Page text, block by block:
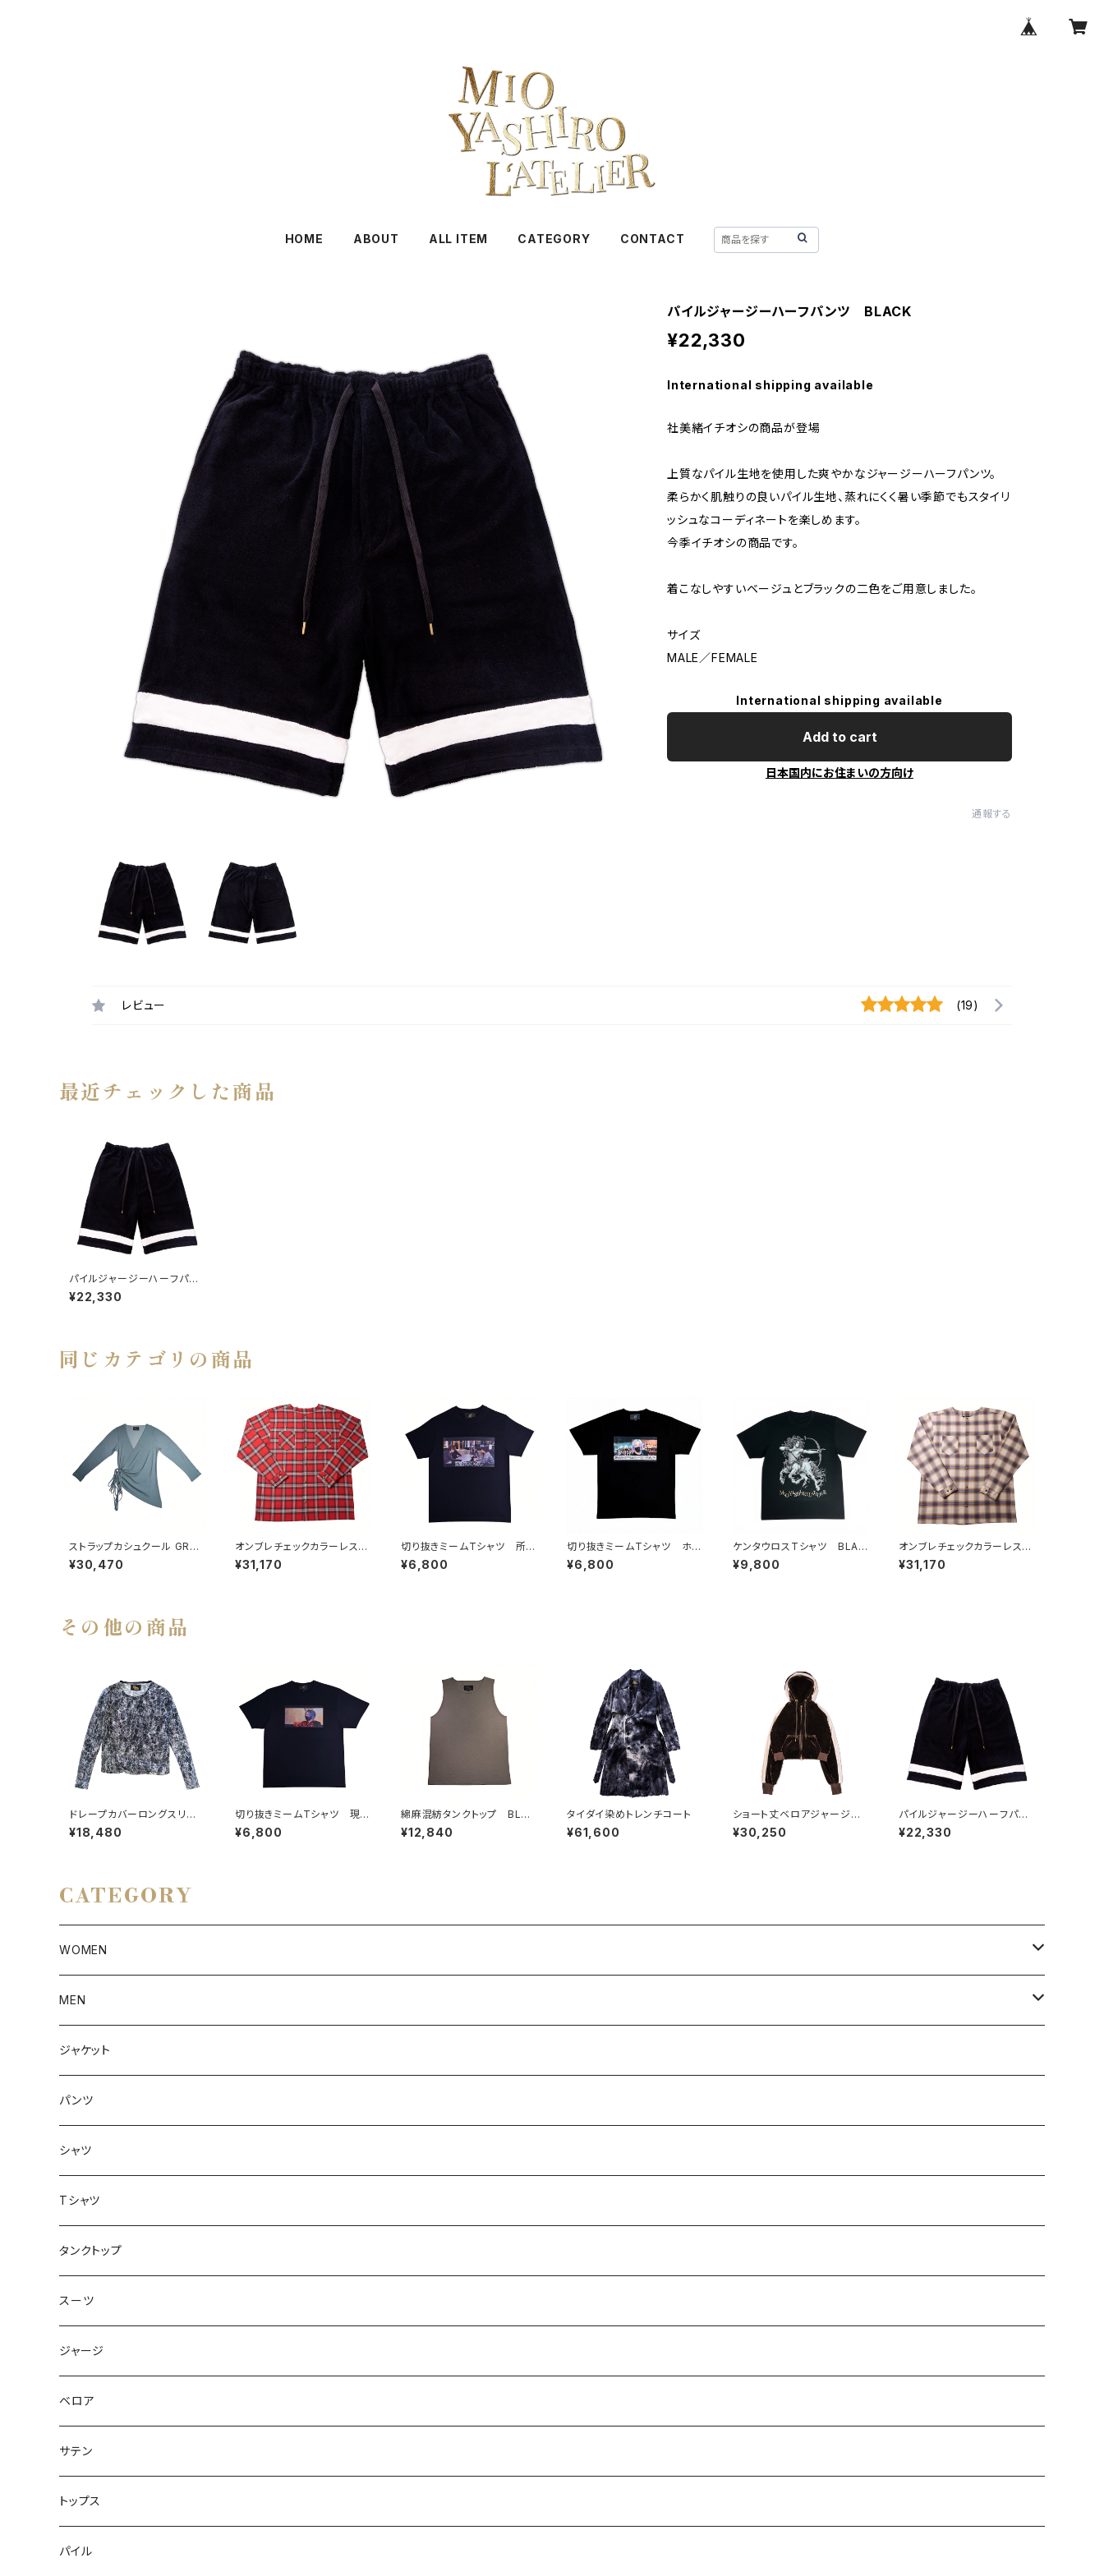
HOME ABOUT ALL ITEM CATEGORY CONTACT
パイルジャージーハーフパンツ BLACK
¥22,330
International shipping available
社美緒イチオシの商品が登場
上質なパイル生地を使用した爽やかなジャージーハーフパンツ。
柔らかく肌触りの良いパイル生地、蒸れにくく暑い季節でもスタイリ
ッシュなコーディネートを楽しめます。
今季イチオシの商品です。
着こなしやすいベージュとブラックの二色をご用意しました。
サイズ
MALE／FEMALE
International shipping available
Add to cart
日本国内にお住まいの方向け
通報する
レビュー (19)
最近チェックした商品
パイルジャージーハーフパン
ツ BLACK
¥22,330
同じカテゴリの商品
ストラップカシュクール GREE
N
¥30,470
オンブレチェックカラーレスビ
ッグシャツ RED
¥31,170
切り抜きミームTシャツ 所詮
ホストだし
¥6,800
切り抜きミームTシャツ ホス
トに奢ってもらおう
¥6,800
ケンタウロスTシャツ BLAC
K
¥9,800
オンブレチェックカラーレスビ
ッグシャツ BEG
¥31,170
その他の商品
ドレープカバーロングスリー
ブT
¥18,480
切り抜きミームTシャツ 現実
見ろよ
¥6,800
綿麻混紡タンクトップ BLAC
K
¥12,840
タイダイ染めトレンチコート
¥61,600
ショート丈ベロアジャージパ
ーカー BROWN
¥30,250
パイルジャージーハーフパン
ツ BLACK
¥22,330
CATEGORY
WOMEN
アウター
ボトムス
トップス
MEN
アウター
インナー
ボトムス
ジャケット
トップス
ジャケット
パンツ
シャツ
Tシャツ
タンクトップ
スーツ
ジャージ
ベロア
サテン
トップス
パイル